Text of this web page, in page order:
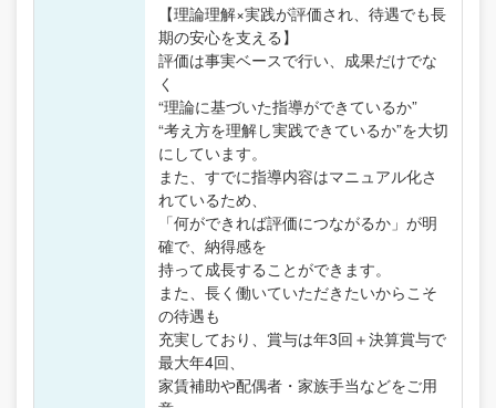
【理論理解×実践が評価され、待遇でも長
期の安心を支える】
評価は事実ベースで行い、成果だけでな
く
“理論に基づいた指導ができているか”
“考え方を理解し実践できているか”を大切
にしています。
また、すでに指導内容はマニュアル化さ
れているため、
「何ができれば評価につながるか」が明
確で、納得感を
持って成長することができます。
また、長く働いていただきたいからこそ
の待遇も
充実しており、賞与は年3回＋決算賞与で
最大年4回、
家賃補助や配偶者・家族手当などをご用